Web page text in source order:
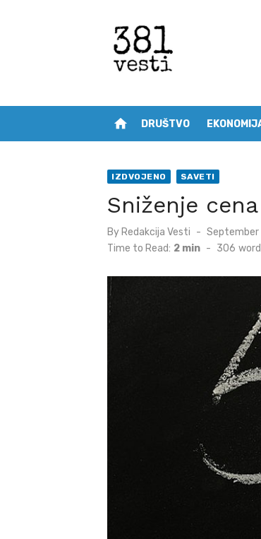
home DRUŠTVO
IZDVOJENO SAVETI
Sniženje
By Redakcija Vesti
Posted
September
Time to Read: 2 min - 306